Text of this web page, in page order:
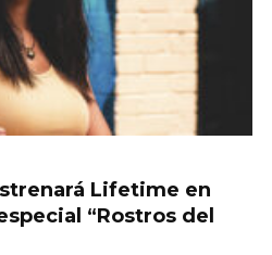
Lifetime en
“Rostros del